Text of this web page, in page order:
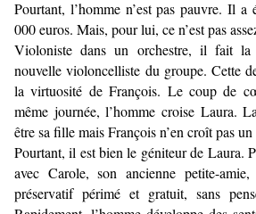
Pourtant, l’homme n’est pas pauvre. Il a
000 euros. Mais, pour lui, ce n’est pas
Violoniste dans un orchestre, il fait la
nouvelle violoncelliste du groupe. Cette
la virtuosité de François. Le coup de
même journée, l’homme croise Laura.
être sa fille mais François n’en croît pas
Pourtant, il est bien le géniteur de Laura.
avec Carole, son ancienne petite-
préservatif périmé et gratuit, sans